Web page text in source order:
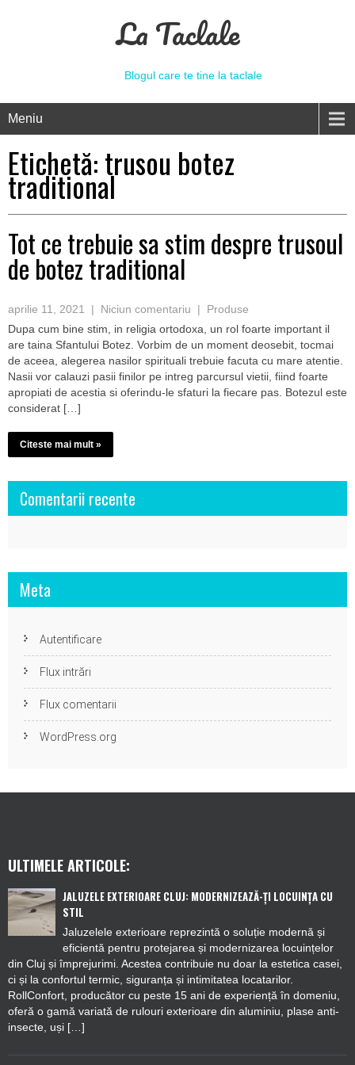
La Taclale
Blogul care te tine la taclale
Meniu
Etichetă:trusou botez
traditional
Tot ce trebuie sa stim despre trusoul
de botez traditional
aprilie 11, 2021 | Niciun comentariu | Produse
Dupa cum bine stim, in religia ortodoxa, un rol foarte important il
are taina Sfantului Botez. Vorbim de un moment deosebit, tocmai
de aceea, alegerea nasilor spirituali trebuie facuta cu mare atentie.
Nasii vor calauzi pasii finilor pe intreg parcursul vietii, fiind foarte
apropiati de acestia si oferindu-le sfaturi la fiecare pas. Botezul este
considerat […]
Citeste mai mult »
Comentarii recente
Meta
Autentificare
Flux intrări
Flux comentarii
WordPress.org
ULTIMELE ARTICOLE:
JALUZELE EXTERIOARE CLUJ: MODERNIZEAZĂ-ȚI LOCUINȚA CU
STIL
Jaluzelele exterioare reprezintă o soluție modernă și
eficientă pentru protejarea și modernizarea locuințelor
din Cluj și împrejurimi. Acestea contribuie nu doar la estetica casei,
ci și la confortul termic, siguranța și intimitatea locatarilor.
RollConfort, producător cu peste 15 ani de experiență în domeniu,
oferă o gamă variată de rulouri exterioare din aluminiu, plase anti-
insecte, uși […]